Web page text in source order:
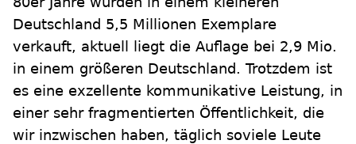
Deutschland 5,5 Millionen Exemplare
verkauft, aktuell liegt die Auflage bei 2,9 Mio.
in einem größeren Deutschland. Trotzdem ist
es eine exzellente kommunikative Leistung, in
einer sehr fragmentierten Öffentlichkeit, die
wir inzwischen haben, täglich soviele Leute